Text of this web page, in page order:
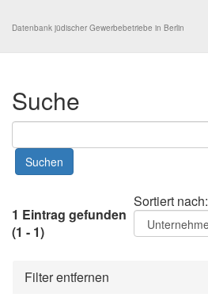
Datenbank jüdischer Gewerbebetriebe in Berlin
Suche
Sortiert nach:
1 Eintrag gefunden
(1 - 1)
Filter entfernen